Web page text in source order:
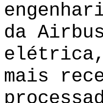
da
elétrica,
mais